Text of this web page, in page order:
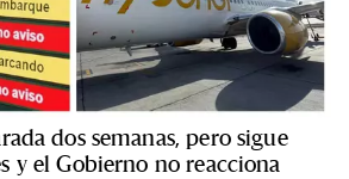
dos semanas, pero sigue
y el Gobierno no reacciona